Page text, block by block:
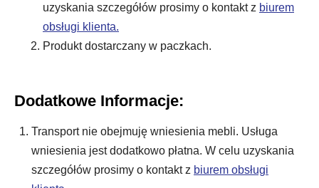
uzyskania szczegółów prosimy o kontakt z biurem
obsługi klienta.
Produkt dostarczany w paczkach.
Dodatkowe Informacje:
Transport nie obejmuję wniesienia mebli. Usługa
wniesienia jest dodatkowo płatna. W celu uzyskania
szczegółów prosimy o kontakt z biurem obsługi